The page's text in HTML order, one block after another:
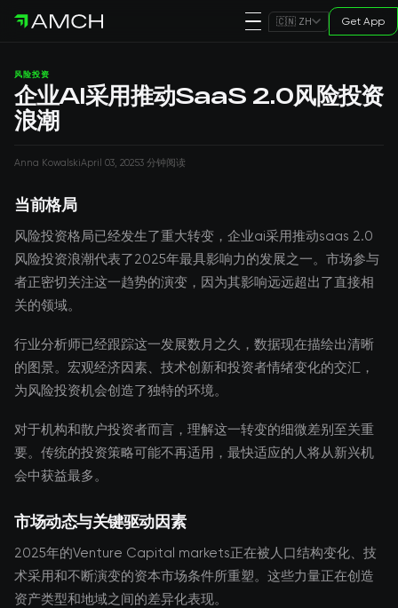
🇨🇳 ZH Get App
风险投资
企业AI采用推动SaaS 2.0风险投资
浪潮
Anna KowalskiApril 03, 20253 分钟阅读
当前格局
风险投资格局已经发生了重大转变，企业ai采用推动saas 2.0
风险投资浪潮代表了2025年最具影响力的发展之一。市场参与
者正密切关注这一趋势的演变，因为其影响远远超出了直接相
关的领域。
行业分析师已经跟踪这一发展数月之久，数据现在描绘出清晰
的图景。宏观经济因素、技术创新和投资者情绪变化的交汇，
为风险投资机会创造了独特的环境。
对于机构和散户投资者而言，理解这一转变的细微差别至关重
要。传统的投资策略可能不再适用，最快适应的人将从新兴机
会中获益最多。
市场动态与关键驱动因素
2025年的Venture Capital markets正在被人口结构变化、技
术采用和不断演变的资本市场条件所重塑。这些力量正在创造
资产类型和地域之间的差异化表现。